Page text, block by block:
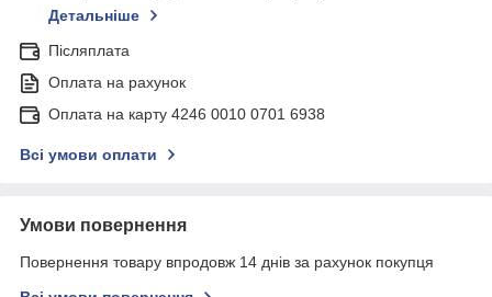
Детальніше
Післяплата
Оплата на рахунок
Оплата на карту 4246 0010 0701 6938
Всі умови оплати
Умови повернення
Повернення товару впродовж 14 днів за рахунок покупця